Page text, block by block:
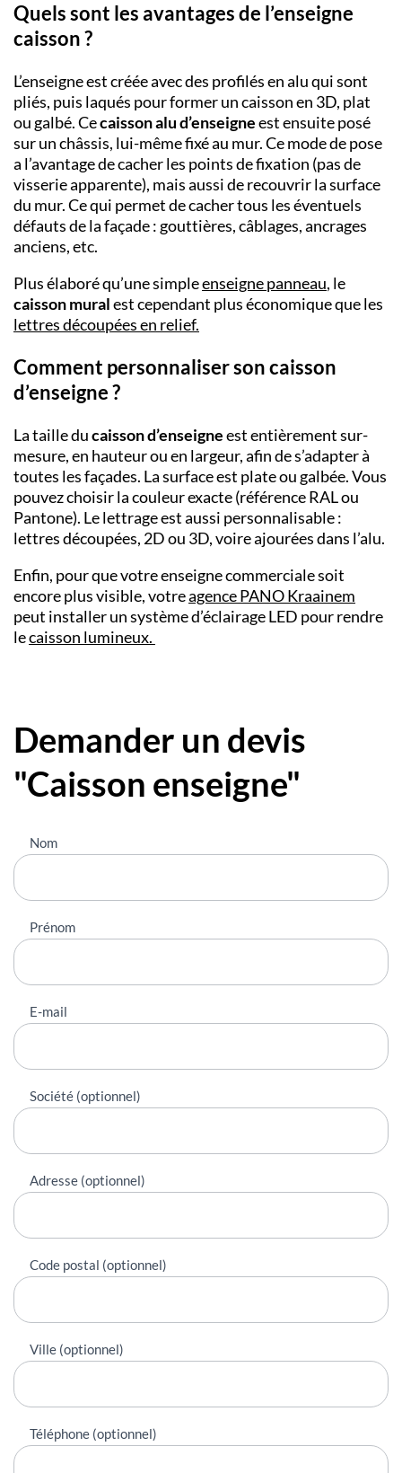
Quels sont les avantages de l’enseigne
caisson ?
L’enseigne est créée avec des profilés en alu qui sont
pliés, puis laqués pour former un caisson en 3D, plat
ou galbé. Cecaisson alu d’enseigneest ensuite posé
sur un châssis, lui-même fixé au mur. Ce mode de pose
a l’avantage de cacher les points de fixation (pas de
visserie apparente), mais aussi de recouvrir la surface
du mur. Ce qui permet de cacher tous les éventuels
défauts de la façade : gouttières, câblages, ancrages
anciens, etc.
Plus élaboré qu’une simpleenseigne panneau, le
caisson muralest cependant plus économique queles
lettres découpées en relief.
Comment personnaliser son caisson
d’enseigne ?
La taille ducaisson d’enseigneest entièrement sur-
mesure, en hauteur ou en largeur, afin de s’adapter à
toutes les façades. La surface est plate ou galbée. Vous
pouvez choisir la couleur exacte (référence RAL ou
Pantone). Le lettrage est aussi personnalisable :
lettres découpées, 2D ou 3D, voire ajourées dans l’alu.
Enfin, pour que votre enseigne commerciale soit
encore plus visible, votreagence PANOKraainem
peut installer un système d’éclairage LED pour rendre
lecaisson lumineux.
Demander un devis
"Caisson enseigne"
Nous
contacter
Nom
Prénom
E-mail
Société (optionnel)
Adresse (optionnel)
Code postal (optionnel)
Ville (optionnel)
Téléphone (optionnel)